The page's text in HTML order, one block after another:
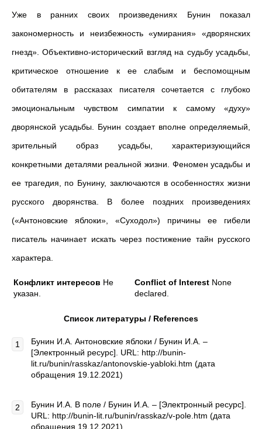
Уже в ранних своих произведениях Бунин показал
закономерность и неизбежность «умирания» «дворянских
гнезд». Объективно-исторический взгляд на судьбу усадьбы,
критическое отношение к ее слабым и беспомощным
обитателям в рассказах писателя сочетается с глубоко
эмоциональным чувством симпатии к самому «духу»
дворянской усадьбы. Бунин создает вполне определяемый,
зрительный образ усадьбы, характеризующийся
конкретными деталями реальной жизни. Феномен усадьбы и
ее трагедия, по Бунину, заключаются в особенностях жизни
русского дворянства. В более поздних произведениях
(«Антоновские яблоки», «Суходол») причины ее гибели
писатель начинает искать через постижение тайн русского
характера.
Конфликт интересов Не
указан.
Conflict of Interest None
declared.
Список литературы / References
Бунин И.А. Антоновские яблоки / Бунин И.А. –
[Электронный ресурс]. URL: http://bunin-
lit.ru/bunin/rasskaz/antonovskie-yabloki.htm (дата
обращения 19.12.2021)
Бунин И.А. В поле / Бунин И.А. – [Электронный ресурс].
URL: http://bunin-lit.ru/bunin/rasskaz/v-pole.htm (дата
обращения 19.12.2021)